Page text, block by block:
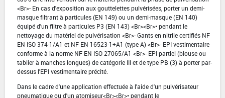
<Br>- En cas d'exposition aux gouttelettes pulvérisées, porter un demi-
masque filtrant à particules (EN 149) ou un demi-masque (EN 140)
équipé d'un filtre à particules P3 (EN 143) <Br><Br>• pendant le
nettoyage du matériel de pulvérisation <Br>- Gants en nitrile certifiés NF
EN ISO 374-1/A1 et NF EN 16523-1+A1 (type A) <Br>- EPI vestimentaire
conforme à la norme NF EN ISO 27065/A1 <Br>- EPI partiel (blouse ou
tablier à manches longues) de catégorie III et de type PB (3) à porter par-
dessus l'EPI vestimentaire précité.
Dans le cadre d'une application effectuée à l'aide d'un pulvérisateur
pneumatique ou d'un atomiseur<Br><Br>• pendant le